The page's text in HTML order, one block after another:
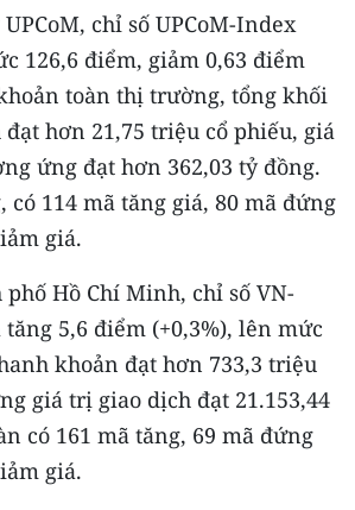
chỉ số UPCoM-Index
126,6 điểm, giảm 0,63 điểm
toàn thị trường, tổng khối
hơn 21,75 triệu cổ phiếu, giá
ứng đạt hơn 362,03 tỷ đồng.
114 mã tăng giá, 80 mã đứng
giá.
phố Hồ Chí Minh, chỉ số VN-
5,6 điểm (+0,3%), lên mức
khoản đạt hơn 733,3 triệu
giá trị giao dịch đạt 21.153,44
có 161 mã tăng, 69 mã đứng
giá.